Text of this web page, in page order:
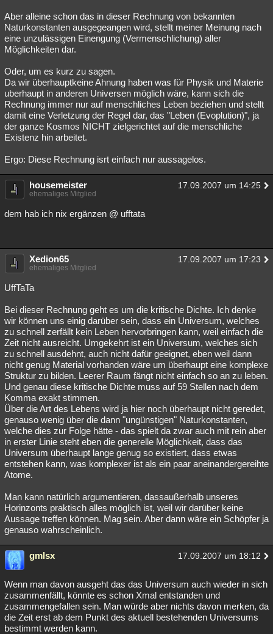
Aber alleine schon das in dieser Rechnung von bekannten
Naturkonstanten ausgegeangen wird, stellt meiner Meinung nach
eine unzulässigen Einengung (Vermenschlichung) aller
Möglichkeiten dar.
Oder, um es kurz zu sagen.
Da wir überhauptkeine Ahnung haben was für Physik und Materie
uberhaupt in anderen Universen möglich wäre, kann sich die
Rechnung immer nur auf menschliches Leben beziehen und stellt
damit eine Verletzung der Regel dar, das "Leben (Evoplution)", ja
der ganze Kosmos NICHT zielgerichtet auf die menschliche
Existenz hin arbeitet.
Ergo: Diese Rechnung isrt einfach nur aussagelos.
housemeister 17.09.2007 um 14:25
ehemaliges Mitglied
dem hab ich nix ergänzen @ ufftata
Xedion65 17.09.2007 um 17:23
ehemaliges Mitglied
UffTaTa
Bei dieser Rechnung geht es um die kritische Dichte. Ich denke
wir können uns einig darüber sein, dass ein Universum, welches
zu schnell zerfällt kein Leben hervorbringen kann, weil einfach die
Zeit nicht ausreicht. Umgekehrt ist ein Universum, welches sich
zu schnell ausdehnt, auch nicht dafür geeignet, eben weil dann
nicht genug Material vorhanden wäre um überhaupt eine komplexe
Struktur zu bilden. Leerer Raum fängt nicht einfach so an zu leben.
Und genau diese kritische Dichte muss auf 59 Stellen nach dem
Komma exakt stimmen.
Über die Art des Lebens wird ja hier noch überhaupt nicht geredet,
genauso wenig über die dann "ungünstigen" Naturkonstanten,
welche dies zur Folge hätte - das spielt da zwar auch mit rein aber
in erster Linie steht eben die generelle Möglichkeit, dass das
Universum überhaupt lange genug so existiert, dass etwas
entstehen kann, was komplexer ist als ein paar aneinandergereihte
Atome.
Man kann natürlich argumentieren, dassaußerhalb unseres
Horinzonts praktisch alles möglich ist, weil wir darüber keine
Aussage treffen können. Mag sein. Aber dann wäre ein Schöpfer ja
genauso wahrscheinlich.
gmlsx 17.09.2007 um 18:12
Wenn man davon ausgeht das das Universum auch wieder in sich
zusammenfällt, könnte es schon Xmal entstanden und
zusammengefallen sein. Man würde aber nichts davon merken, da
die Zeit erst ab dem Punkt des aktuell bestehenden Universums
bestimmt werden kann.